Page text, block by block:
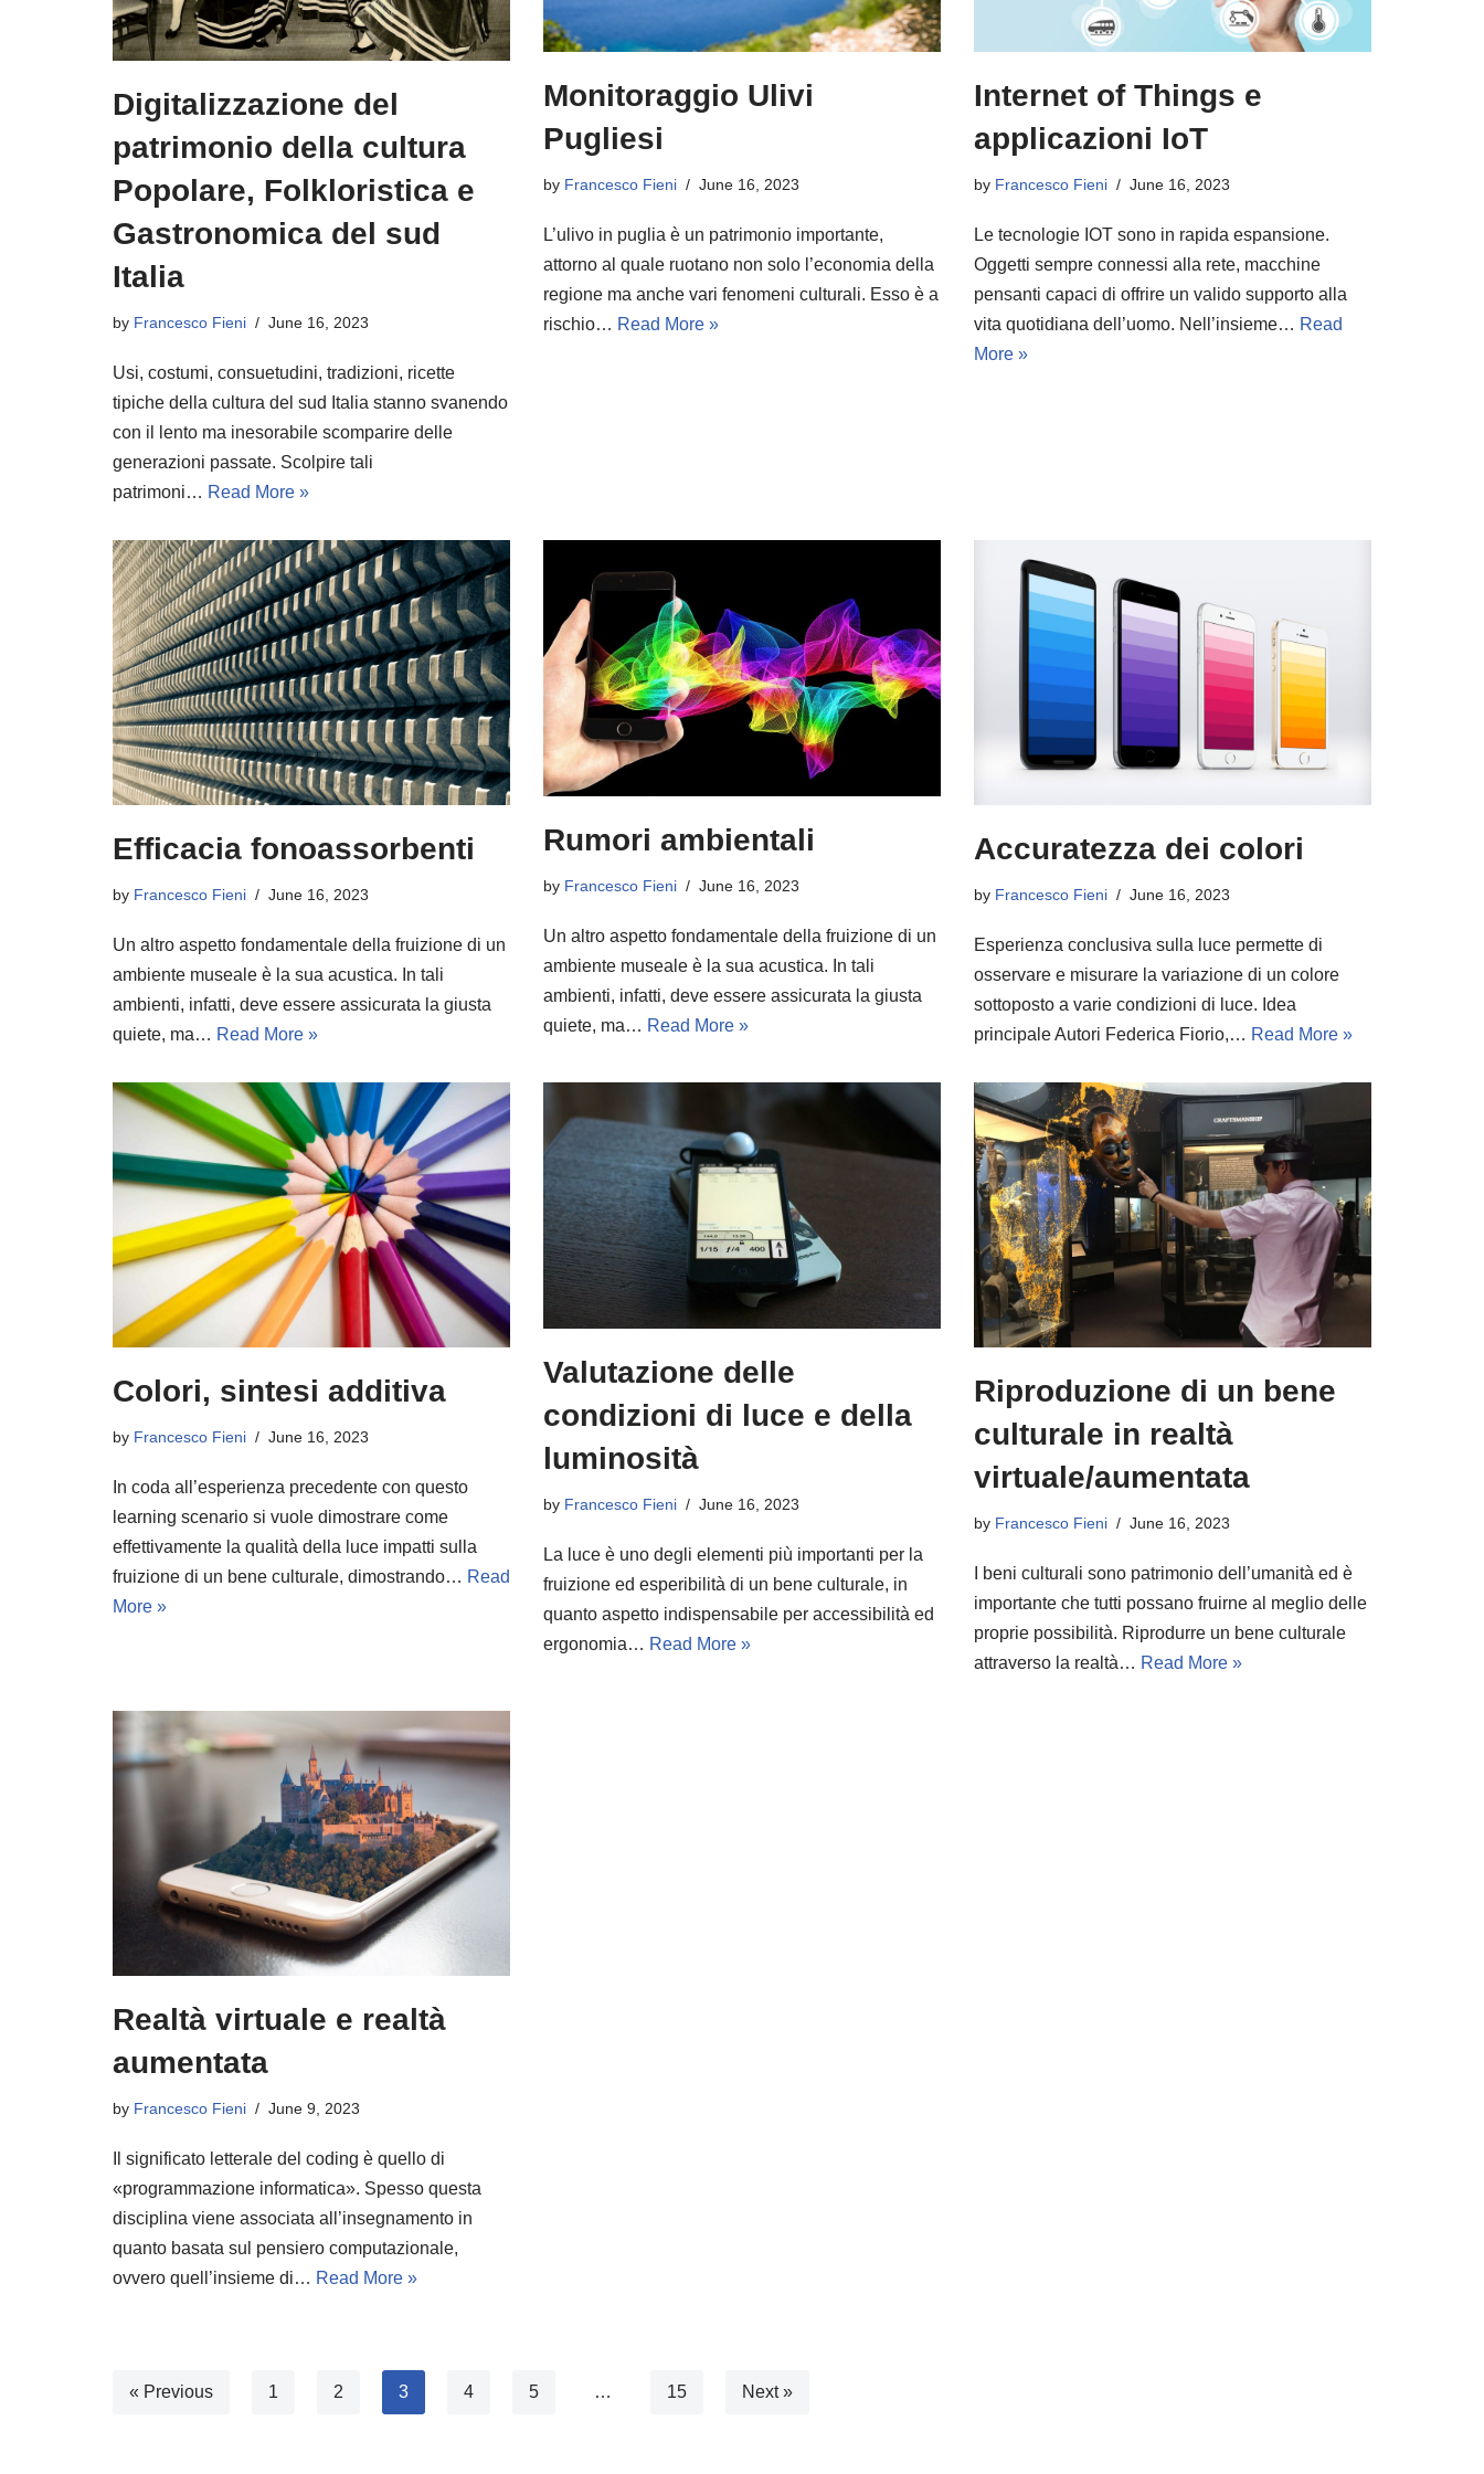
Digitalizzazione del
patrimonio della cultura
Popolare, Folkloristica e
Gastronomica del sud
Italia
by Francesco Fieni June 16, 2023
Usi, costumi, consuetudini, tradizioni, ricette
tipiche della cultura del sud Italia stanno svanendo
con il lento ma inesorabile scomparire delle
generazioni passate. Scolpire tali
patrimoni… Read More »
Monitoraggio Ulivi
Pugliesi
by Francesco Fieni June 16, 2023
L’ulivo in puglia è un patrimonio importante,
attorno al quale ruotano non solo l’economia della
regione ma anche vari fenomeni culturali. Esso è a
rischio… Read More »
Internet of Things e
applicazioni IoT
by Francesco Fieni June 16, 2023
Le tecnologie IOT sono in rapida espansione.
Oggetti sempre connessi alla rete, macchine
pensanti capaci di offrire un valido supporto alla
vita quotidiana dell’uomo. Nell’insieme… Read
More »
Efficacia fonoassorbenti
by Francesco Fieni June 16, 2023
Un altro aspetto fondamentale della fruizione di un
ambiente museale è la sua acustica. In tali
ambienti, infatti, deve essere assicurata la giusta
quiete, ma… Read More »
Rumori ambientali
by Francesco Fieni June 16, 2023
Un altro aspetto fondamentale della fruizione di un
ambiente museale è la sua acustica. In tali
ambienti, infatti, deve essere assicurata la giusta
quiete, ma… Read More »
Accuratezza dei colori
by Francesco Fieni June 16, 2023
Esperienza conclusiva sulla luce permette di
osservare e misurare la variazione di un colore
sottoposto a varie condizioni di luce. Idea
principale Autori Federica Fiorio,… Read More »
Colori, sintesi additiva
by Francesco Fieni June 16, 2023
In coda all’esperienza precedente con questo
learning scenario si vuole dimostrare come
effettivamente la qualità della luce impatti sulla
fruizione di un bene culturale, dimostrando… Read
More »
Valutazione delle
condizioni di luce e della
luminosità
by Francesco Fieni June 16, 2023
La luce è uno degli elementi più importanti per la
fruizione ed esperibilità di un bene culturale, in
quanto aspetto indispensabile per accessibilità ed
ergonomia… Read More »
Riproduzione di un bene
culturale in realtà
virtuale/aumentata
by Francesco Fieni June 16, 2023
I beni culturali sono patrimonio dell’umanità ed è
importante che tutti possano fruirne al meglio delle
proprie possibilità. Riprodurre un bene culturale
attraverso la realtà… Read More »
Realtà virtuale e realtà
aumentata
by Francesco Fieni June 9, 2023
Il significato letterale del coding è quello di
«programmazione informatica». Spesso questa
disciplina viene associata all’insegnamento in
quanto basata sul pensiero computazionale,
ovvero quell’insieme di… Read More »
« Previous 1 2 3 4 5 … 15 Next »